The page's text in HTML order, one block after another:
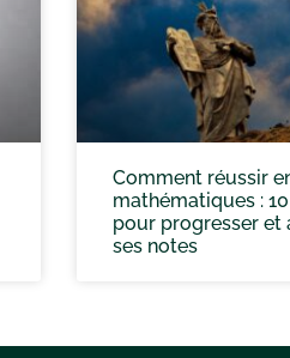
Comment réussir
mathématiques :
pour progresser et
ses notes